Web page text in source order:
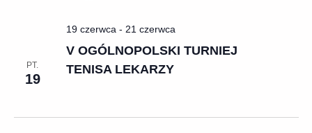
PT.
19
V OGÓLNOPOLSKI TURNIEJ
TENISA LEKARZY
19 czerwca - 21 czerwca